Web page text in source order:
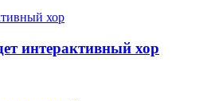
интерактивный хор